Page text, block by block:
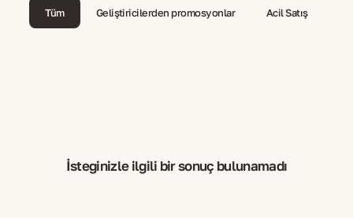
Tüm Geliştiricilerden promosyonlar Acil Satış
İsteğinizle ilgili bir sonuç bulunamadı